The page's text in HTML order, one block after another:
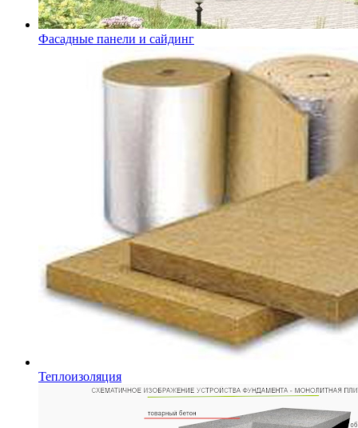
Фасадные панели и сайдинг
Теплоизоляция